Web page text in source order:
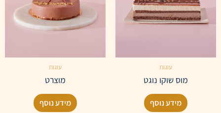
עוגות
מוס שוקו נוגט
מידע נוסף
עוגות
מוצרט
מידע נוסף